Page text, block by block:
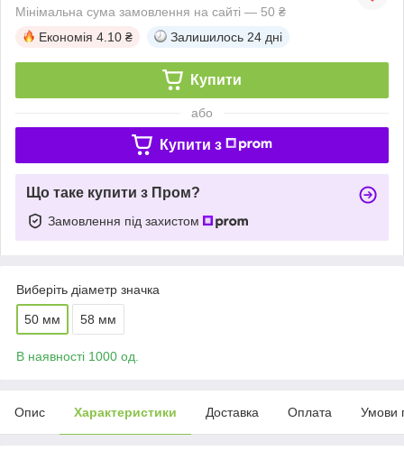
Мінімальна сума замовлення на сайті — 50 ₴
Економія 4.10 ₴ Залишилось 24 дні
Купити
або
Купити з
Що таке купити з Пром?
Замовлення під захистом
Виберіть діаметр значка
50 мм 58 мм
В наявності 1000 од.
Опис Характеристики Доставка Оплата Умови